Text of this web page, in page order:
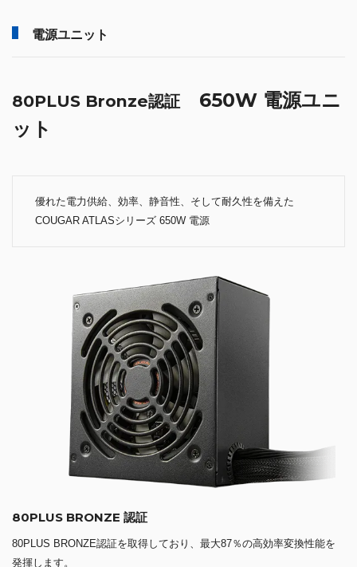
電源ユニット
80PLUS Bronze認証 650W 電源ユニ
ット
優れた電力供給、効率、静音性、そして耐久性を備えた
COUGAR ATLASシリーズ 650W 電源
80PLUS BRONZE 認証
80PLUS BRONZE認証を取得しており、最大87％の高効率変換性能を
発揮します。